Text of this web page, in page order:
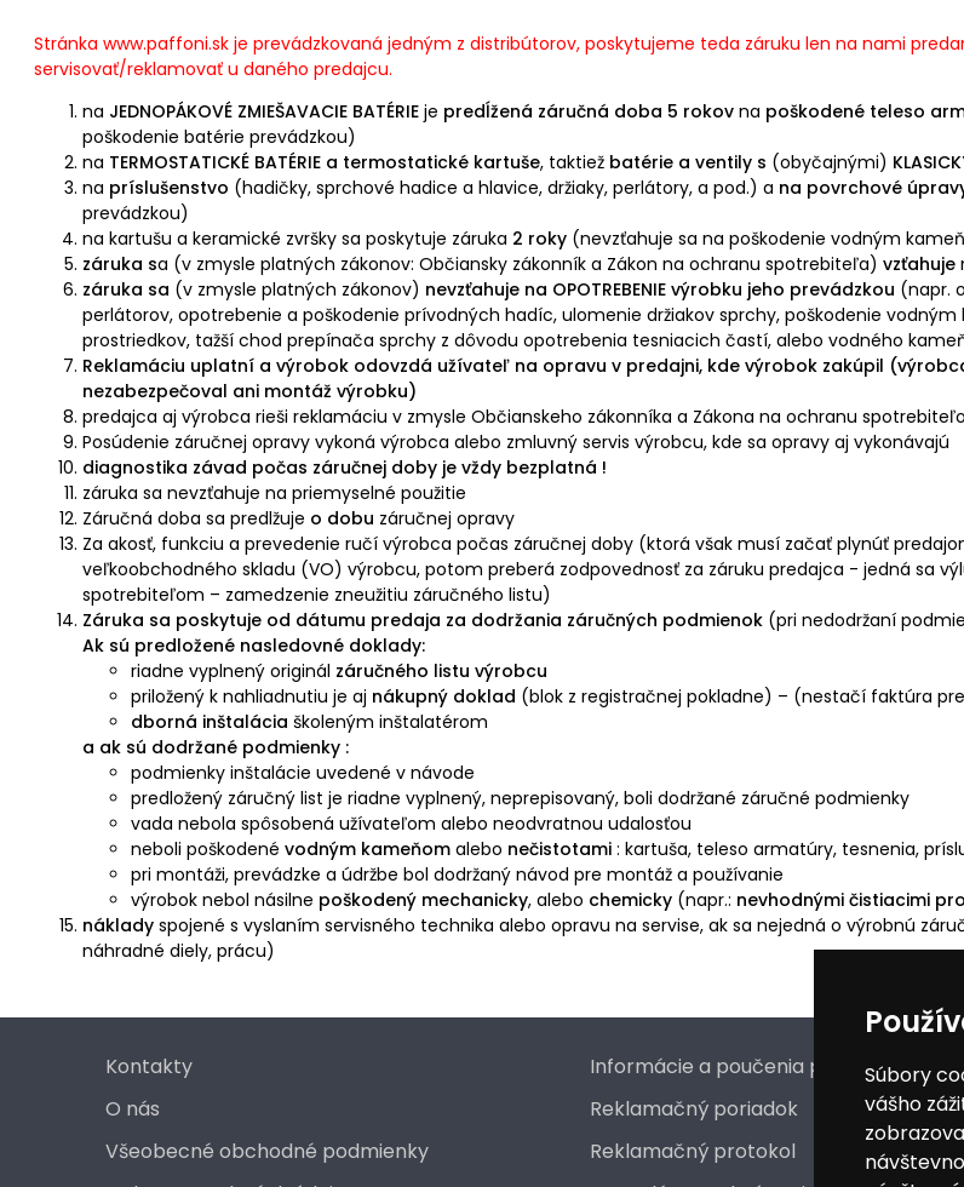
Súbory
vášho
Stránka www.paffoni.sk je prevádzkovaná jedným z distribútorov, poskytujeme teda záruku len na nami
servisovať/reklamovať u daného predajcu.
na JEDNOPÁKOVÉ ZMIEŠAVACIE BATÉRIE je predĺžená záručná doba 5 rokov na poškodené teleso
poškodenie batérie prevádzkou)
na TERMOSTATICKÉ BATÉRIE a termostatické kartuše, taktiež batérie a ventily s (obyčajnými)
na príslušenstvo (hadičky, sprchové hadice a hlavice, držiaky, perlátory, a pod.) a na povrchové
prevádzkou)
na kartušu a keramické zvršky sa poskytuje záruka 2 roky (nevzťahuje sa na poškodenie vodným
záruka sa (v zmysle platných zákonov: Občiansky zákonník a Zákon na ochranu spotrebiteľa) vzťahuje
záruka sa (v zmysle platných zákonov) nevzťahuje na OPOTREBENIE výrobku jeho prevádzkou (napr.
perlátorov, opotrebenie a poškodenie prívodných hadíc, ulomenie držiakov sprchy, poškodenie
prostriedkov, tažší chod prepínača sprchy z dôvodu opotrebenia tesniacich častí, alebo vodného
Reklamáciu uplatní a výrobok odovzdá užívateľ na opravu v predajni, kde výrobok zakúpil
nezabezpečoval ani montáž výrobku)
predajca aj výrobca rieši reklamáciu v zmysle Občianskeho zákonníka a Zákona na ochranu
Posúdenie záručnej opravy vykoná výrobca alebo zmluvný servis výrobcu, kde sa opravy aj vykonávajú
diagnostika závad počas záručnej doby je vždy bezplatná !
záruka sa nevzťahuje na priemyselné použitie
Záručná doba sa predlžuje o dobu záručnej opravy
Za akosť, funkciu a prevedenie ručí výrobca počas záručnej doby (ktorá však musí začať plynúť
veľkoobchodného skladu (VO) výrobcu, potom preberá zodpovednosť za záruku predajca - jedná sa
spotrebiteľom – zamedzenie zneužitiu záručného listu)
Záruka sa poskytuje od dátumu predaja za dodržania záručných podmienok (pri nedodržaní
Ak sú predložené nasledovné doklady:
riadne vyplnený originál záručného listu výrobcu
priložený k nahliadnutiu je aj nákupný doklad (blok z registračnej pokladne) – (nestačí faktúra
dborná inštalácia školeným inštalatérom
a ak sú dodržané podmienky :
podmienky inštalácie uvedené v návode
predložený záručný list je riadne vyplnený, neprepisovaný, boli dodržané záručné podmienky
vada nebola spôsobená užívateľom alebo neodvratnou udalosťou
neboli poškodené vodným kameňom alebo nečistotami : kartuša, teleso armatúry, tesnenia,
pri montáži, prevádzke a údržbe bol dodržaný návod pre montáž a používanie
výrobok nebol násilne poškodený mechanicky, alebo chemicky (napr.: nevhodnými čistiacimi
náklady spojené s vyslaním servisného technika alebo opravu na servise, ak sa nejedná o výrobnú
náhradné diely, prácu)
Kontakty
O nás
Všeobecné obchodné podmienky
Informácie a poučenia pre
Reklamačný poriadok
Reklamačný protokol